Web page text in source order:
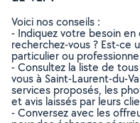
Voici nos conseils :
- Indiquez votre besoin
recherchez-vous ? Est-ce
particulier ou
- Consultez la liste de
vous à Saint-Laurent-du-
services proposés, les
et avis laissés par leurs
- Conversez avec les